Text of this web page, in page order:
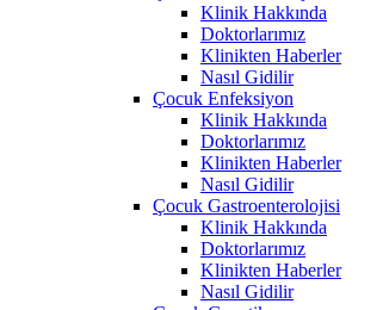
Klinik Hakkında
Doktorlarımız
Klinikten Haberler
Nasıl Gidilir
Çocuk Enfeksiyon
Klinik Hakkında
Doktorlarımız
Klinikten Haberler
Nasıl Gidilir
Çocuk Gastroenterolojisi
Klinik Hakkında
Doktorlarımız
Klinikten Haberler
Nasıl Gidilir